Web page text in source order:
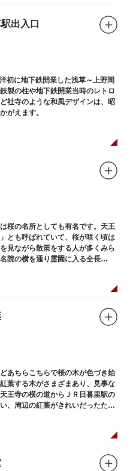
出入口
初に地下鉄開業した浅草～上野間
製の柱や地下鉄開業当時のレトロ
社寺のような和風デザインは、昭
がえます。
桜の名所としても有名です。天王
とも呼ばれていて、桜が咲く頃は
見ながら散策をする人が多くみら
院の横を通り霊園に入る全長
ども見事です。
あちらこちらで桜の木が色づき始
葉する木がさまざまあり、見事な
王寺の横の道からＪＲ日暮里駅の
、周辺の紅葉がきれいだったため
。